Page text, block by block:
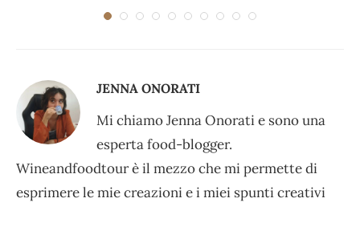
JENNA ONORATI
Mi chiamo Jenna Onorati e sono una
esperta food-blogger.
Wineandfoodtour è il mezzo che mi permette di
esprimere le mie creazioni e i miei spunti creativi